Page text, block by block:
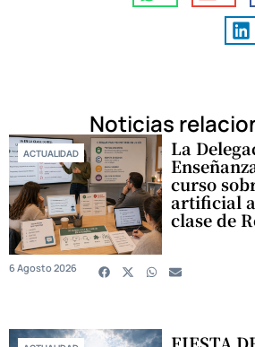
Noticias
ACTUALIDAD La
curso
artificial
clase de
6 Agosto 2026
FIESTA